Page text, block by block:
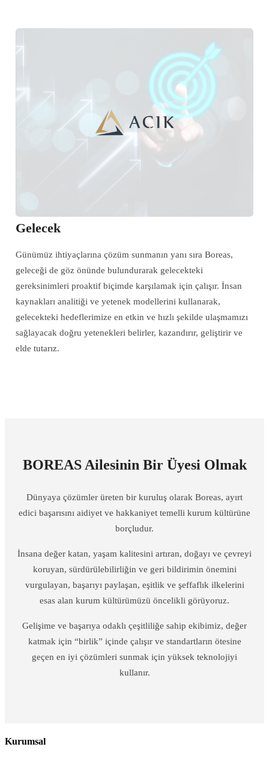
Gelecek
Günümüz ihtiyaçlarına çözüm sunmanın yanı sıra Boreas,
geleceği de göz önünde bulundurarak gelecekteki
gereksinimleri proaktif biçimde karşılamak için çalışır. İnsan
kaynakları analitiği ve yetenek modellerini kullanarak,
gelecekteki hedeflerimize en etkin ve hızlı şekilde ulaşmamızı
sağlayacak doğru yetenekleri belirler, kazandırır, geliştirir ve
elde tutarız.
BOREAS Ailesinin Bir Üyesi Olmak
Dünyaya çözümler üreten bir kuruluş olarak Boreas, ayırt
edici başarısını aidiyet ve hakkaniyet temelli kurum kültürüne
borçludur.
İnsana değer katan, yaşam kalitesini artıran, doğayı ve çevreyi
koruyan, sürdürülebilirliğin ve geri bildirimin önemini
vurgulayan, başarıyı paylaşan, eşitlik ve şeffaflık ilkelerini
esas alan kurum kültürümüzü öncelikli görüyoruz.
Gelişime ve başarıya odaklı çeşitliliğe sahip ekibimiz, değer
katmak için “birlik” içinde çalışır ve standartların ötesine
geçen en iyi çözümleri sunmak için yüksek teknolojiyi
kullanır.
Kurumsal